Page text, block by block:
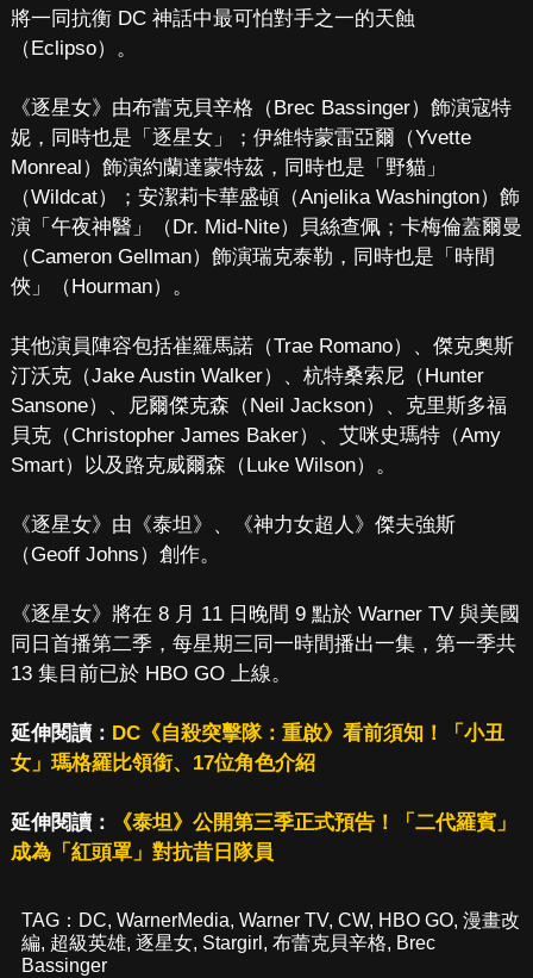
將一同抗衡 DC 神話中最可怕對手之一的天蝕
（Eclipso）。
《逐星女》由布蕾克貝辛格（Brec Bassinger）飾演寇特
妮，同時也是「逐星女」；伊維特蒙雷亞爾（Yvette
Monreal）飾演約蘭達蒙特茲，同時也是「野貓」
（Wildcat）；安潔莉卡華盛頓（Anjelika Washington）飾
演「午夜神醫」（Dr. Mid-Nite）貝絲查佩；卡梅倫蓋爾曼
（Cameron Gellman）飾演瑞克泰勒，同時也是「時間
俠」（Hourman）。
其他演員陣容包括崔羅馬諾（Trae Romano）、傑克奧斯
汀沃克（Jake Austin Walker）、杭特桑索尼（Hunter
Sansone）、尼爾傑克森（Neil Jackson）、克里斯多福
貝克（Christopher James Baker）、艾咪史瑪特（Amy
Smart）以及路克威爾森（Luke Wilson）。
《逐星女》由《泰坦》、《神力女超人》傑夫強斯
（Geoff Johns）創作。
《逐星女》將在 8 月 11 日晚間 9 點於 Warner TV 與美國
同日首播第二季，每星期三同一時間播出一集，第一季共
13 集目前已於 HBO GO 上線。
延伸閱讀： DC《自殺突擊隊：重啟》看前須知！「小丑
女」瑪格羅比領銜、17位角色介紹
延伸閱讀：
《泰坦》公開第三季正式預告！「二代羅賓」
成為「紅頭罩」對抗昔日隊員
TAG： DC, WarnerMedia, Warner TV, CW, HBO GO, 漫畫改
編, 超級英雄, 逐星女, Stargirl , 布蕾克貝辛格, Brec
Bassinger